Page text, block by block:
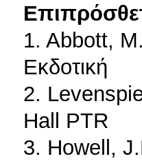
1. Abbott,
Εκδοτική
2.
Hall PTR
3. Howell,